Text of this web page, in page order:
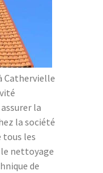
Cathervielle
la
la société
tous les
nettoyage
de